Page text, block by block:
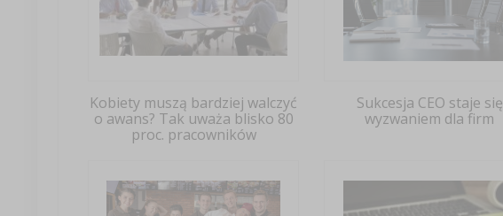
Kobiety muszą bardziej walczyć
o awans? Tak uważa blisko 80
proc. pracowników
Sukcesja CEO staje się
wyzwaniem dla firm